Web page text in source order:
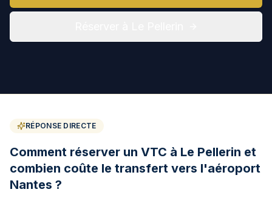
RÉPONSE DIRECTE
Comment réserver un VTC à Le Pellerin et
combien coûte le transfert vers l'aéroport
Nantes ?